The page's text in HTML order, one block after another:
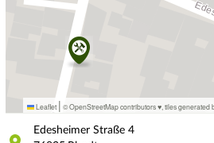
Leaflet | © OpenStreetMap contributors ♥, tiles generated
Edesheimer Straße 4